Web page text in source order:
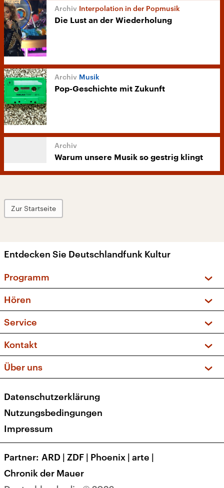
Interpolation in der Popmusik
Die Lust an der Wiederholung
Musik
Pop-Geschichte mit Zukunft
Warum unsere Musik so gestrig klingt
Zur Startseite
Entdecken Sie Deutschlandfunk Kultur
Programm
Sendungen und Podcasts
Musikliste
Kakadu – Das Kinderprogramm
Hören
Frequenzen (UKW + DAB+)
Service
FAQ
Apps
Newsletter
Veranstaltungen
Kontakt
Social Media
Über uns
Presse
Karriere
Transparenz
Datenschutzerklärung
Nutzungsbedingungen
Impressum
Partner ARD | ZDF | Phoenix | arte |
Chronik der Mauer